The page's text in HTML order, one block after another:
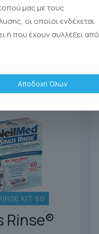
KIT 60
Rinse®
μας με τους
οι οποίοι ενδέχεται
ή που έχουν συλλέξει από
Αποδοχή Όλων